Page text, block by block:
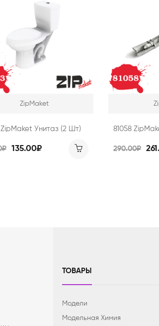
ZipMaket
ZipMaket Унитаз (2 Шт)
135.00₽
81058
290.00₽
ТОВАРЫ
Модели
Модельная Химия